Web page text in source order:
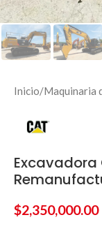
Inicio/Maquinaria
Excavadora
$2,350,000.00